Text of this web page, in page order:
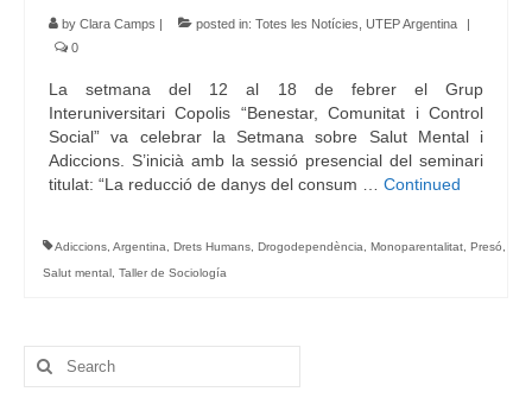
by Clara Camps | posted in: Totes les Notícies UTEP Argentina
|
0
La setmana del 12 al 18 de febrer el Grup
Interuniversitari Copolis “Benestar, Comunitat i Control
Social” va celebrar la Setmana sobre Salut Mental i
Adiccions. S’inicià amb la sessió presencial del seminari
titulat: “La reducció de danys del consum … Continued
Adiccions Argentina Drets Humans Drogodependència Monoparentalitat Presó
Salut mental Taller de Sociología
Search
for: